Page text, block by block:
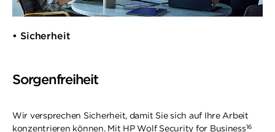
• Sicherheit
Sorgenfreiheit
Wir versprechen Sicherheit, damit Sie sich auf Ihre Arbeit
konzentrieren können. Mit HP Wolf Security for Business16